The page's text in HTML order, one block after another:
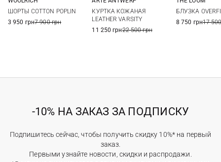
ШОРТЫ COTTON POPLIN
3 950 грн7 900 грн
КУРТКА КОЖАНАЯ
LEATHER VARSITY
11 250 грн22 500 грн
БЛУЗКА
8 750 грн17
-10% НА ЗАКАЗ ЗА ПОДПИСКУ
Подпишитесь сейчас, чтобы получить скидку 10%* на первый
заказ.
Первыми узнайте новости, скидки и распродажи.